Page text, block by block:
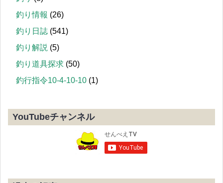
釣り情報 (26)
釣り日誌 (541)
釣り解説 (5)
釣り道具探求 (50)
釣行指令10-4-10-10 (1)
YouTubeチャンネル